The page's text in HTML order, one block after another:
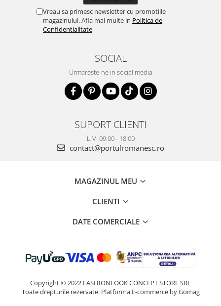
Vreau sa primesc newsletter cu promotiile
magazinului. Afla mai multe in Politica de
Confidentialitate
SOCIAL
Urmareste-ne in social media
SUPORT CLIENTI
L-V: 09:00 - 18:00
contact@portulromanesc.ro
MAGAZINUL MEU
CLIENTI
DATE COMERCIALE
Copyright © 2022 FASHIONLOOK CONCEPT STORE SRL
Toate drepturile rezervate: Platforma E-commerce by Gomag